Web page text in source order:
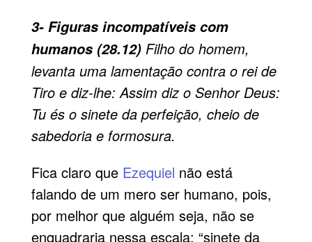
3- Figuras incompatíveis com
humanos (28.12)Filho do homem,
levanta uma lamentação contra o rei de
Tiro e diz-lhe: Assim diz o Senhor Deus:
Tu és o sinete da perfeição, cheio de
sabedoria e formosura.
Fica claro que Ezequiel não está
falando de um mero ser humano, pois,
por melhor que alguém seja, não se
enquadraria nessa escala: “sinete da